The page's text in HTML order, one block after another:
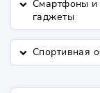
keyboard_arrow_down Смартфоны и
гаджеты
keyboard_arrow_down Спортивная